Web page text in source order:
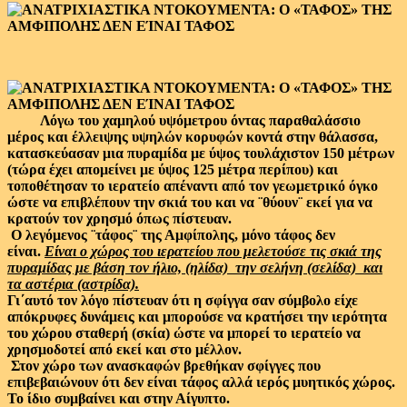
Λόγω του χαμηλού υψόμετρου όντας παραθαλάσσιο
μέρος και έλλειψης υψηλών κορυφών κοντά στην θάλασσα,
κατασκεύασαν μια πυραμίδα με ύψος τουλάχιστον 150 μέτρων
(τώρα έχει απομείνει με ύψος 125 μέτρα περίπου) και
τοποθέτησαν το ιερατείο απέναντι από τον γεωμετρικό όγκο
ώστε να επιβλέπουν την σκιά του και να ¨θύουν¨ εκεί για να
κρατούν τον χρησμό όπως πίστευαν.
Ο λεγόμενος ¨τάφος¨ της Αμφίπολης, μόνο τάφος δεν
είναι. Είναι ο χώρος του ιερατείου που μελετούσε τις σκιά της
πυραμίδας με βάση τον ήλιο, (ηλίδα) την σελήνη (σελίδα) και
τα αστέρια (αστρίδα).
Γι΄αυτό τον λόγο πίστευαν ότι η σφίγγα σαν σύμβολο είχε
απόκρυφες δυνάμεις και μπορούσε να κρατήσει την ιερότητα
του χώρου σταθερή (σκία) ώστε να μπορεί το ιερατείο να
χρησμοδοτεί από εκεί και στο μέλλον.
Στον χώρο των ανασκαφών βρεθήκαν σφίγγες που
επιβεβαιώνουν ότι δεν είναι τάφος αλλά ιερός μυητικός χώρος.
Το ίδιο συμβαίνει και στην Αίγυπτο.